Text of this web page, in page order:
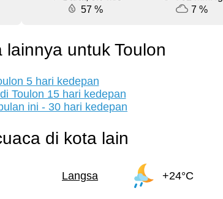
57 %
7 %
lainnya untuk Toulon
5 hari kedepan
Toulon 15 hari kedepan
ini - 30 hari kedepan
di kota lain
Langsa +24°C